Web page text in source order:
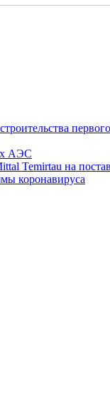
АЭС
Temirtau на
коронавируса